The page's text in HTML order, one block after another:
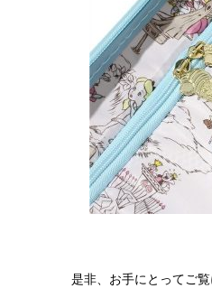
是非、お手にとってご